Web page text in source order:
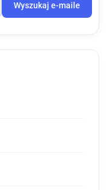
Wyszukaj e-maile